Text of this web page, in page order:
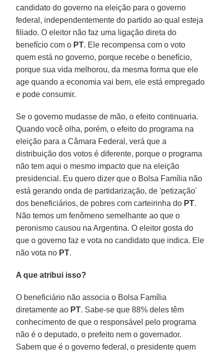
candidato do governo na eleição para o governo
federal, independentemente do partido ao qual esteja
filiado. O eleitor não faz uma ligação direta do
benefício com o PT. Ele recompensa com o voto
quem está no governo, porque recebe o benefício,
porque sua vida melhorou, da mesma forma que ele
age quando a economia vai bem, ele está empregado
e pode consumir.
Se o governo mudasse de mão, o efeito continuaria.
Quando você olha, porém, o efeito do programa na
eleição para a Câmara Federal, verá que a
distribuição dos votos é diferente, porque o programa
não tem aqui o mesmo impacto que na eleição
presidencial. Eu quero dizer que o Bolsa Família não
está gerando onda de partidarização, de 'petização'
dos beneficiários, de pobres com carteirinha do PT.
Não temos um fenômeno semelhante ao que o
peronismo causou na Argentina. O eleitor gosta do
que o governo faz e vota no candidato que indica. Ele
não vota no PT.
A que atribui isso?
O beneficiário não associa o Bolsa Família
diretamente ao PT. Sabe-se que 88% deles têm
conhecimento de que o responsável pelo programa
não é o deputado, o prefeito nem o governador.
Sabem que é o governo federal, o presidente quem